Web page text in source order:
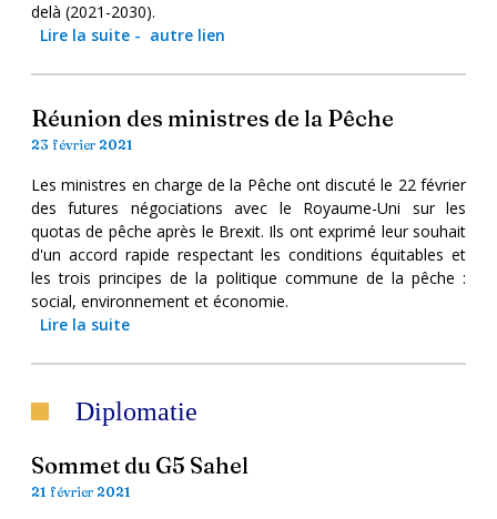
delà (2021-2030).
Lire la suite - autre lien
Réunion des ministres de la Pêche
23 février 2021
Les ministres en charge de la Pêche ont discuté le 22 février
des futures négociations avec le Royaume-Uni sur les
quotas de pêche après le Brexit. Ils ont exprimé leur souhait
d'un accord rapide respectant les conditions équitables et
les trois principes de la politique commune de la pêche :
social, environnement et économie.
Lire la suite
Diplomatie
Sommet du G5 Sahel
21 février 2021